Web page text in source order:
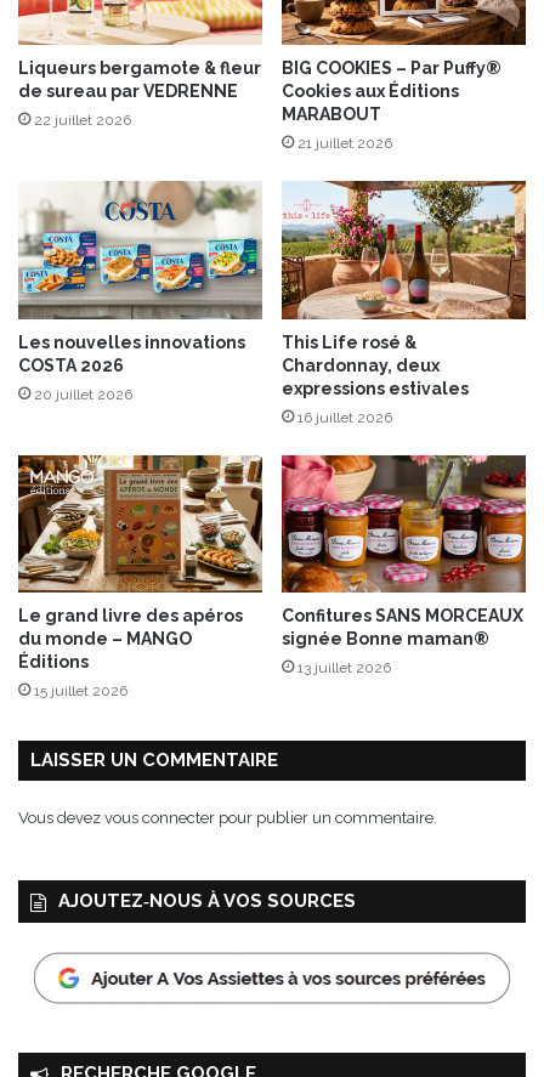
a
”
p
a
r
N
A
R
D
O
o
i
g
n
o
s
é
d
e
R
o
s
c
f
a
u
b
l
n
o
i
Liqueurs bergamote & fleur
de sureau par VEDRENNE
22 juillet 2026
BIG COOKIES – Par Puffy®
Cookies aux Éditions
MARABOUT
21 juillet 2026
Les nouvelles innovations
COSTA 2026
20 juillet 2026
This Life rosé &
Chardonnay, deux
expressions estivales
16 juillet 2026
Le grand livre des apéros
du monde – MANGO
Éditions
15 juillet 2026
Confitures SANS MORCEAUX
signée Bonne maman®
13 juillet 2026
LAISSER UN COMMENTAIRE
Vous devez vous connecter pour publier un commentaire.
AJOUTEZ‑NOUS À VOS SOURCES